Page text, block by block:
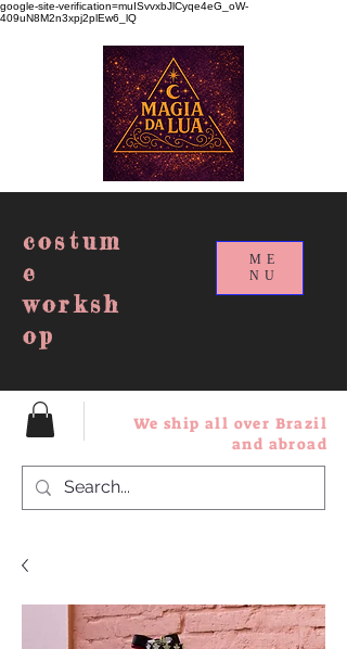
google-site-verification=muISvvxbJlCyqe4eG_oW-
409uN8M2n3xpj2plEw6_lQ
costum
e
worksh
op
ME
NU
We ship all over Brazil
and abroad